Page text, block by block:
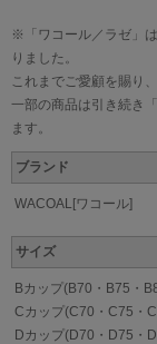
※「ワコール／ラゼ」
りました。
これまでご愛顧を賜り
一部の商品は引き続き
ます。
ブランド
WACOAL[ワコール]
サイズ
Bカップ(B70・B75・
Cカップ(C70・C75・
Dカップ(D70・D75・